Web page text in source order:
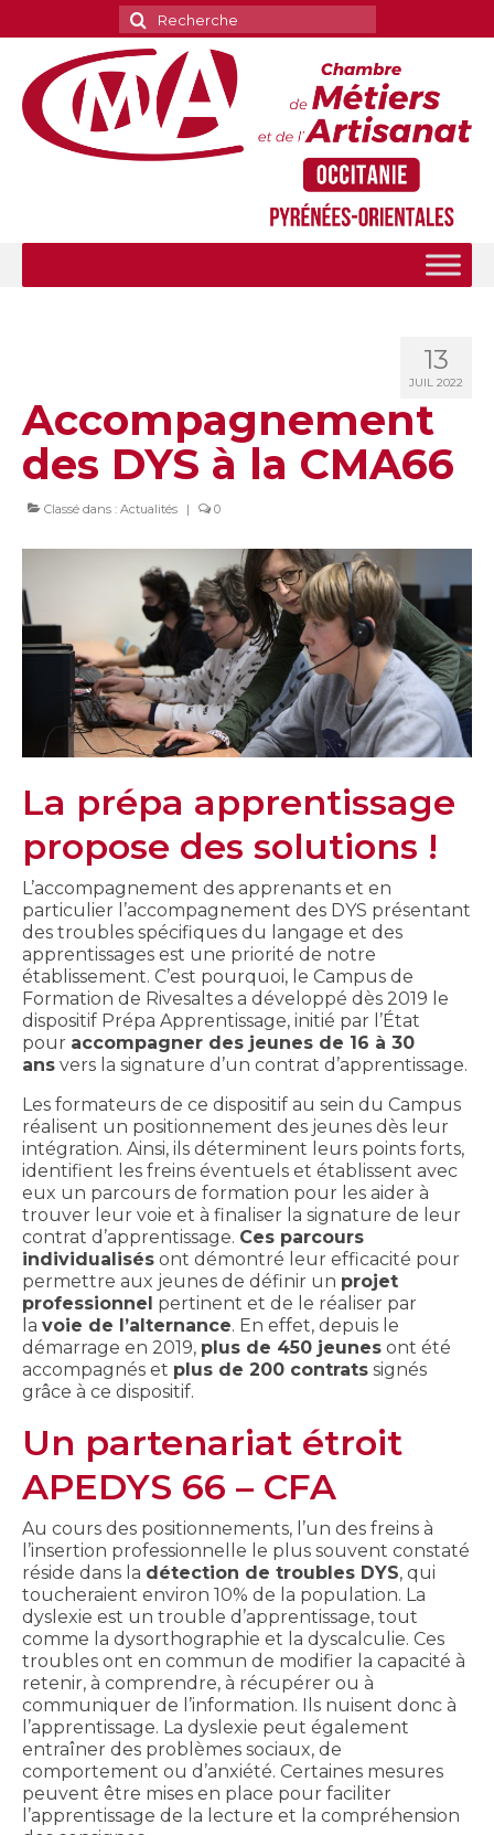
Rechercher
:
13
JUIL 2022
Accompagnement
des DYS à la CMA66
Classé dans : Actualités | 0
La prépa apprentissage
propose des solutions !
L’accompagnement des apprenants et en
particulier l’accompagnement des DYS présentant
des troubles spécifiques du langage et des
apprentissages est une priorité de notre
établissement. C’est pourquoi, le Campus de
Formation de Rivesaltes a développé dès 2019 le
dispositif Prépa Apprentissage, initié par l’État
pour accompagner des jeunes de 16 à 30
ans vers la signature d’un contrat d’apprentissage.
Les formateurs de ce dispositif au sein du Campus
réalisent un positionnement des jeunes dès leur
intégration. Ainsi, ils déterminent leurs points forts,
identifient les freins éventuels et établissent avec
eux un parcours de formation pour les aider à
trouver leur voie et à finaliser la signature de leur
contrat d’apprentissage. Ces parcours
individualisés ont démontré leur efficacité pour
permettre aux jeunes de définir un projet
professionnel pertinent et de le réaliser par
la voie de l’alternance. En effet, depuis le
démarrage en 2019, plus de 450 jeunes ont été
accompagnés et plus de 200 contrats signés
grâce à ce dispositif.
Un partenariat étroit
APEDYS 66 – CFA
Au cours des positionnements, l’un des freins à
l’insertion professionnelle le plus souvent constaté
réside dans la détection de troubles DYS, qui
toucheraient environ 10% de la population. La
dyslexie est un trouble d’apprentissage, tout
comme la dysorthographie et la dyscalculie. Ces
troubles ont en commun de modifier la capacité à
retenir, à comprendre, à récupérer ou à
communiquer de l’information. Ils nuisent donc à
l’apprentissage. La dyslexie peut également
entraîner des problèmes sociaux, de
comportement ou d’anxiété. Certaines mesures
peuvent être mises en place pour faciliter
l’apprentissage de la lecture et la compréhension